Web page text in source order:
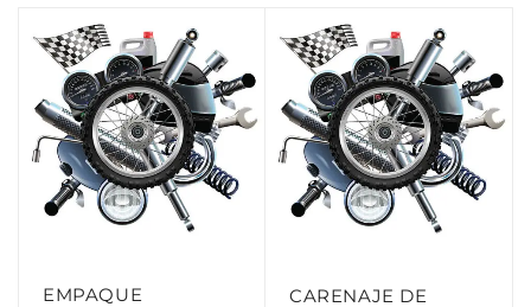
EMPAQUE
CARENAJE DE